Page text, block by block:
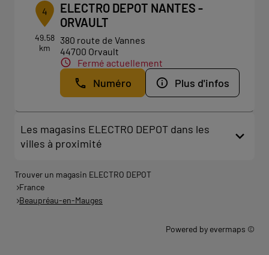
4
49.58
km
ELECTRO DEPOT NANTES -
ORVAULT
380 route de Vannes
44700 Orvault
Fermé actuellement
Numéro Plus d'infos
Les magasins ELECTRO DEPOT dans les
villes à proximité
Trouver un magasin ELECTRO DEPOT
France
Beaupréau-en-Mauges
Powered by evermaps ©